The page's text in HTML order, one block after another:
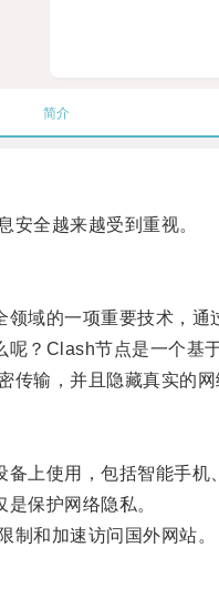
简介
全越来越受到重视。
的一项重要技术，通
Clash节点是一个基
输，并且隐藏真实的网
使用，包括智能手机
保护网络隐私。
和加速访问国外网站。